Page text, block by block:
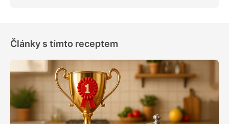
Články s tímto receptem